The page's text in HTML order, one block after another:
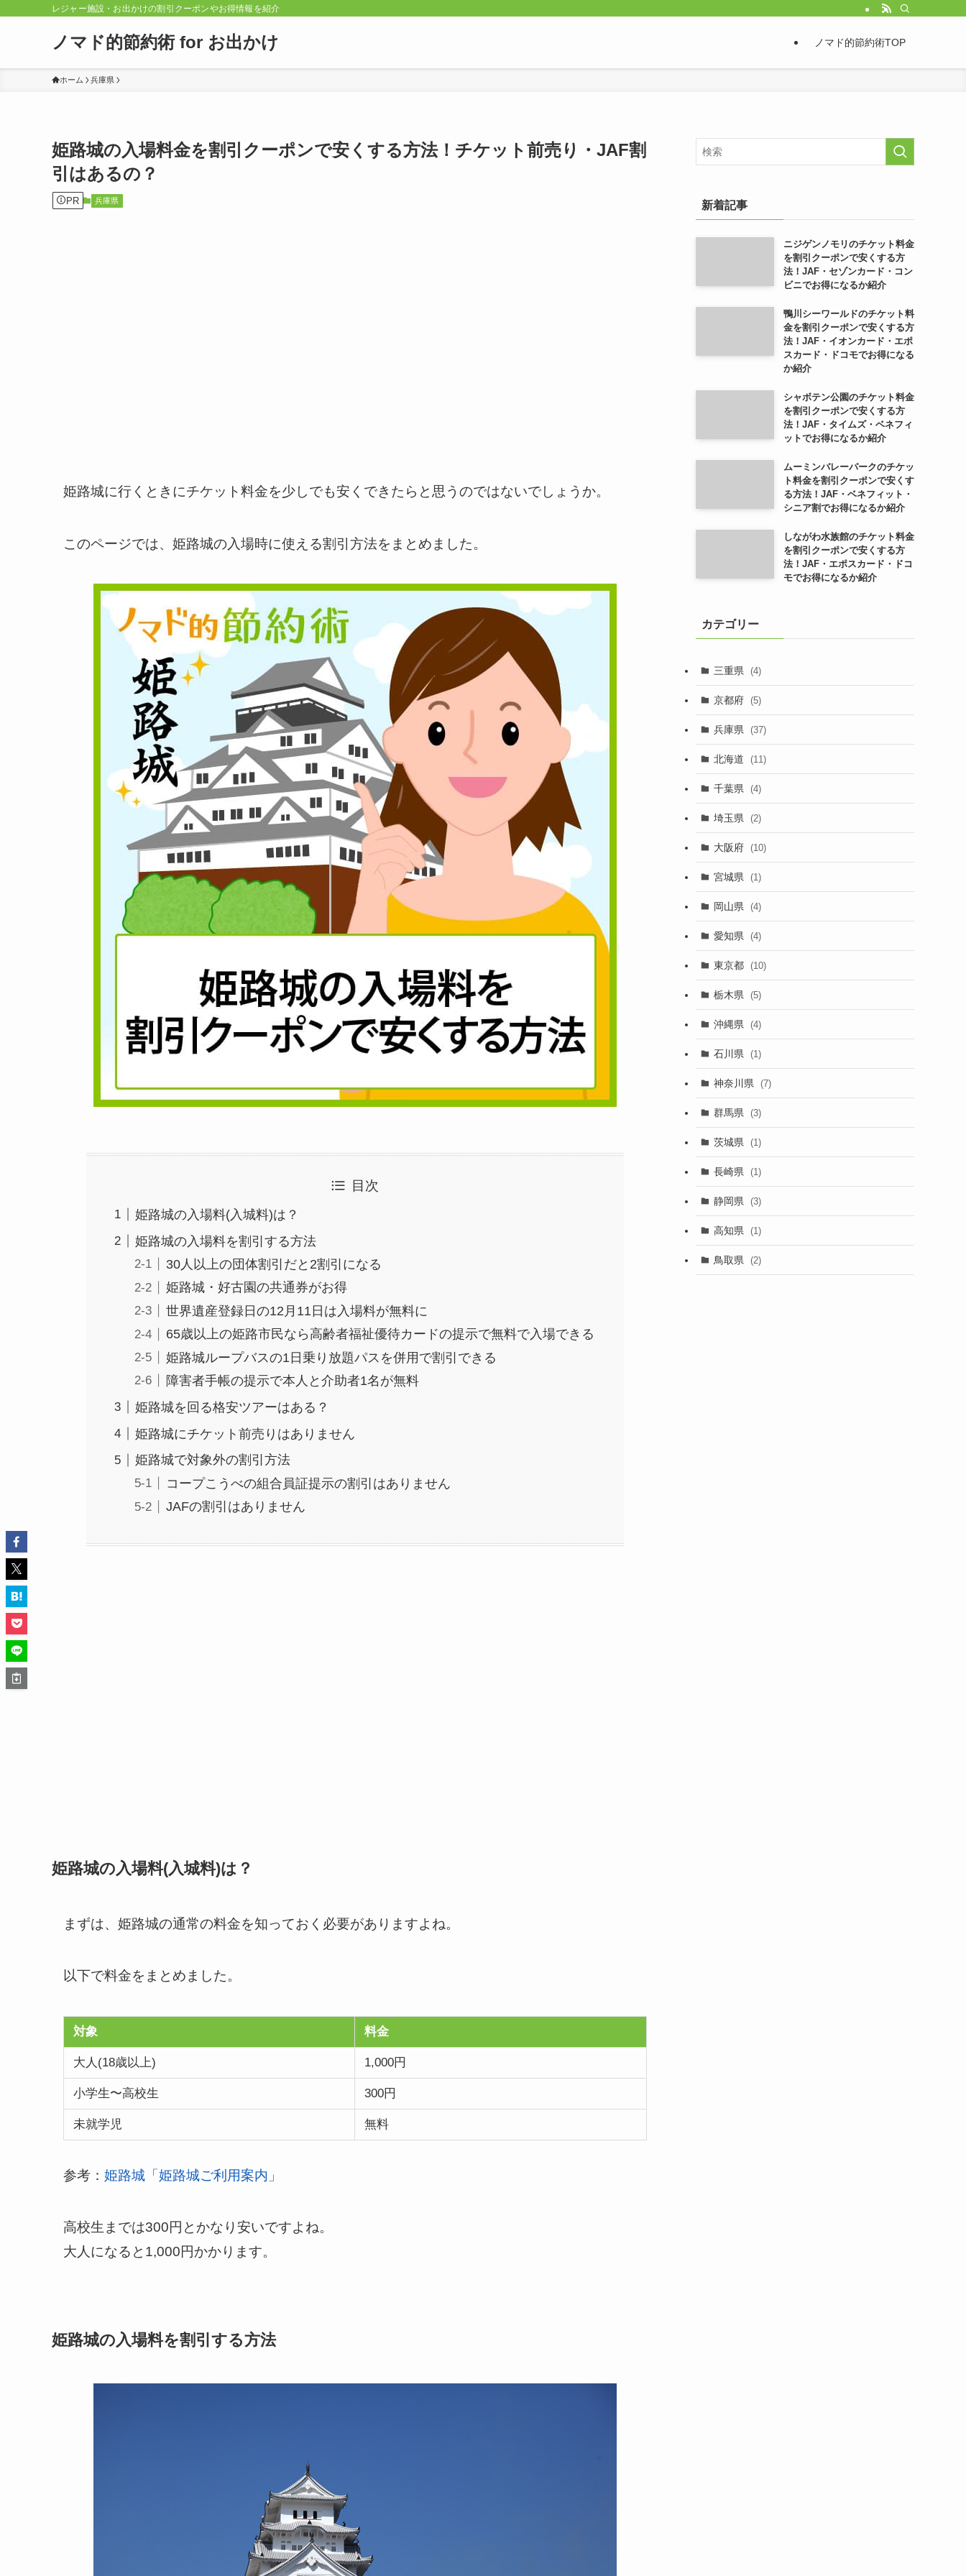
レジャー施設・お出かけの割引クーポンやお得情報を紹介
ノマド的節約術 for お出かけ ノマド的節約術TOP
ホーム 兵庫県
姫路城の入場料金を割引クーポンで安くする方法！チケット前売り・JAF割
引はあるの？
PR 兵庫県
姫路城に行くときにチケット料金を少しでも安くできたらと思うのではないでしょうか。
このページでは、姫路城の入場時に使える割引方法をまとめました。
目次
姫路城の入場料(入城料)は？
姫路城の入場料を割引する方法
30人以上の団体割引だと2割引になる
姫路城・好古園の共通券がお得
世界遺産登録日の12月11日は入場料が無料に
65歳以上の姫路市民なら高齢者福祉優待カードの提示で無料で入場できる
姫路城ループバスの1日乗り放題パスを併用で割引できる
障害者手帳の提示で本人と介助者1名が無料
姫路城を回る格安ツアーはある？
姫路城にチケット前売りはありません
姫路城で対象外の割引方法
コープこうべの組合員証提示の割引はありません
JAFの割引はありません
姫路城の入場料(入城料)は？
まずは、姫路城の通常の料金を知っておく必要がありますよね。
以下で料金をまとめました。
対象 料金
大人(18歳以上) 1,000円
小学生〜高校生 300円
未就学児 無料
参考： 姫路城「姫路城ご利用案内」
高校生までは300円とかなり安いですよね。
大人になると1,000円かかります。
姫路城の入場料を割引する方法
新着記事
ニジゲンノモリのチケット料金
を割引クーポンで安くする方
法！JAF・セゾンカード・コン
ビニでお得になるか紹介
鴨川シーワールドのチケット料
金を割引クーポンで安くする方
法！JAF・イオンカード・エポ
スカード・ドコモでお得になる
か紹介
シャボテン公園のチケット料金
を割引クーポンで安くする方
法！JAF・タイムズ・ベネフィ
ットでお得になるか紹介
ムーミンバレーパークのチケッ
ト料金を割引クーポンで安くす
る方法！JAF・ベネフィット・
シニア割でお得になるか紹介
しながわ水族館のチケット料金
を割引クーポンで安くする方
法！JAF・エポスカード・ドコ
モでお得になるか紹介
カテゴリー
三重県 (4)
京都府 (5)
兵庫県 (37)
北海道 (11)
千葉県 (4)
埼玉県 (2)
大阪府 (10)
宮城県 (1)
岡山県 (4)
愛知県 (4)
東京都 (10)
栃木県 (5)
沖縄県 (4)
石川県 (1)
神奈川県 (7)
群馬県 (3)
茨城県 (1)
長崎県 (1)
静岡県 (3)
高知県 (1)
鳥取県 (2)